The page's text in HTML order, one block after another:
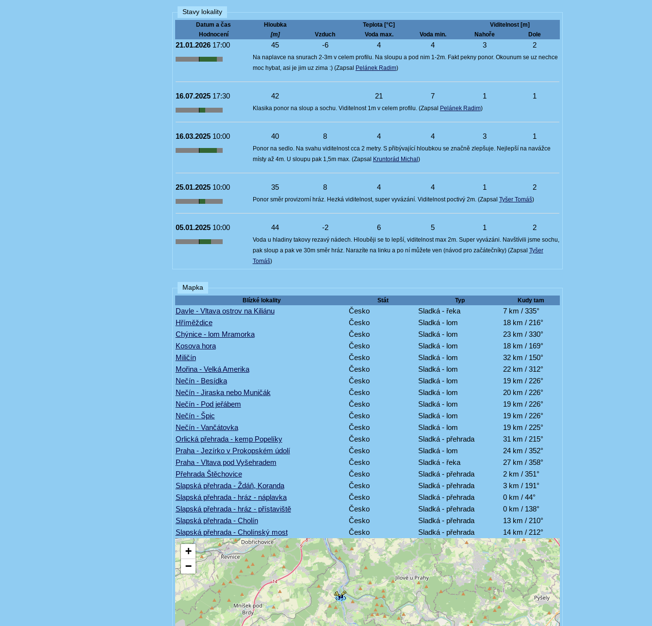
Stavy lokality
Datum a čas Hloubka Teplota [°C]
Viditelnost [m]
Hodnocení
[m] Vzduch Voda max. Voda min. Nahoře Dole
21.01.202617:00 45 -6 4 4 3 2
Na naplavce na snurach 2-3m v celem profilu. Na sloupu a pod nim 1-2m. Fakt pekny ponor. Okounum se uz nechce
moc hybat, asi je jim uz zima :) (Zapsal Pelánek Radim)
16.07.202517:30 42 21 7 1 1
Klasika ponor na sloup a sochu. Viditelnost 1m v celem profilu. (Zapsal Pelánek Radim)
16.03.202510:00 40 8 4 4 3 1
Ponor na sedlo. Na svahu viditelnost cca 2 metry. S přibývající hloubkou se značně zlepšuje. Nejlepší na navážce
místy až 4m. U sloupu pak 1,5m max. (Zapsal Kruntorád Michal )
25.01.202510:00 35 8 4 4 1 2
Ponor směr provizorní hráz. Hezká viditelnost, super vyvázání. Viditelnost poctivý 2m. (Zapsal Tyšer Tomáš)
05.01.202510:00 44 -2 6 5 1 2
Voda u hladiny takovy rezavý nádech. Hlouběji se to lepší, viditelnost max 2m. Super vyvázáni. Navštívili jsme sochu,
pak sloup a pak ve 30m směr hráz. Narazíte na linku a po ní můžete ven (návod pro začátečníky) (Zapsal Tyšer
Tomáš)
Mapka
Blízké lokality Stát Typ Kudy tam
Davle - Vltava ostrov na Kiliánu Česko Sladká - řeka
7 km / 335°
Hříměždice
Česko Sladká - lom
18 km / 216°
Chýnice - lom Mramorka
Česko Sladká - lom
23 km / 330°
Kosova hora
Česko Sladká - lom
18 km / 169°
Miličín
Česko Sladká - lom
32 km / 150°
Mořina - Velká Amerika
Česko Sladká - lom
22 km / 312°
Nečín - Besídka
Česko Sladká - lom
19 km / 226°
Nečín - Jiraska nebo Muničák
Česko Sladká - lom
20 km / 226°
Nečín - Pod jeřábem
Česko Sladká - lom
19 km / 226°
Nečín - Špic
Česko Sladká - lom
19 km / 226°
Nečín - Vančátovka
Česko Sladká - lom
19 km / 225°
Orlická přehrada - kemp Popelíky
Česko Sladká - přehrada
31 km / 215°
Praha - Jezírko v Prokopském údolí
Česko Sladká - lom
24 km / 352°
Praha - Vltava pod Vyšehradem
Česko Sladká - řeka
27 km / 358°
Přehrada Štěchovice
Česko Sladká - přehrada
2 km / 351°
Slapská přehrada - Ždáň, Koranda
Česko Sladká - přehrada
3 km / 191°
Slapská přehrada - hráz - náplavka
Česko Sladká - přehrada
0 km / 44°
Slapská přehrada - hráz - přístaviště
Česko Sladká - přehrada
0 km / 138°
Slapská přehrada - Cholín
Česko Sladká - přehrada
13 km / 210°
Slapská přehrada - Cholínský most
Česko Sladká - přehrada 14 km / 212°